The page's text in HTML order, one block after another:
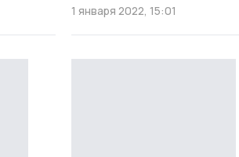
1 января 2022, 15:01